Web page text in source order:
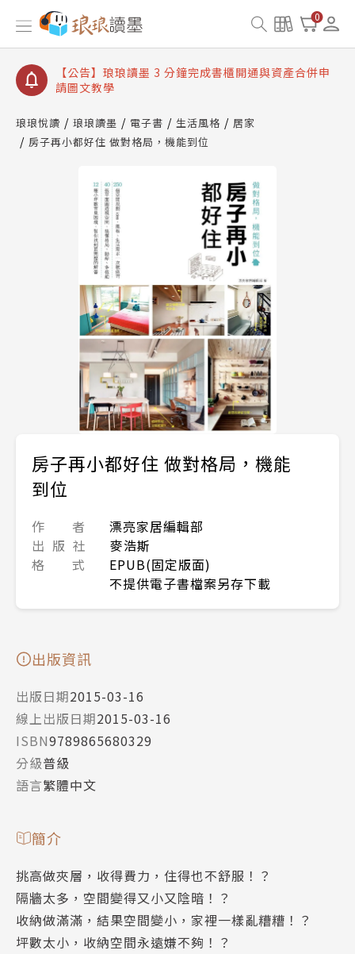
0
【公告】琅琅讀墨數位閱讀資產合併與書櫃開通申請
【公告】琅琅讀墨書櫃開通常見問題
【公告】琅琅讀墨 3 分鐘完成書櫃開通與資產合併申
請圖文教學
查詢
【公告】琅琅讀墨數位閱讀資產合併與書櫃開通申請
琅琅悅讀 琅琅讀墨 電子書 生活風格
居家
房子再小都好住 做對格局，機能到位
房子再小都好住 做對格局，機能
到位
作 者
漂亮家居編輯部
出 版 社
麥浩斯
格 式
EPUB(固定版面)
不提供電子書檔案另存下載
出版資訊
出版日期2015-03-16
線上出版日期2015-03-16
ISBN9789865680329
分級普級
語言繁體中文
簡介
挑高做夾層，收得費力，住得也不舒服！？
隔牆太多，空間變得又小又陰暗！？
收納做滿滿，結果空間變小，家裡一樣亂糟糟！？
坪數太小，收納空間永遠嫌不夠！？